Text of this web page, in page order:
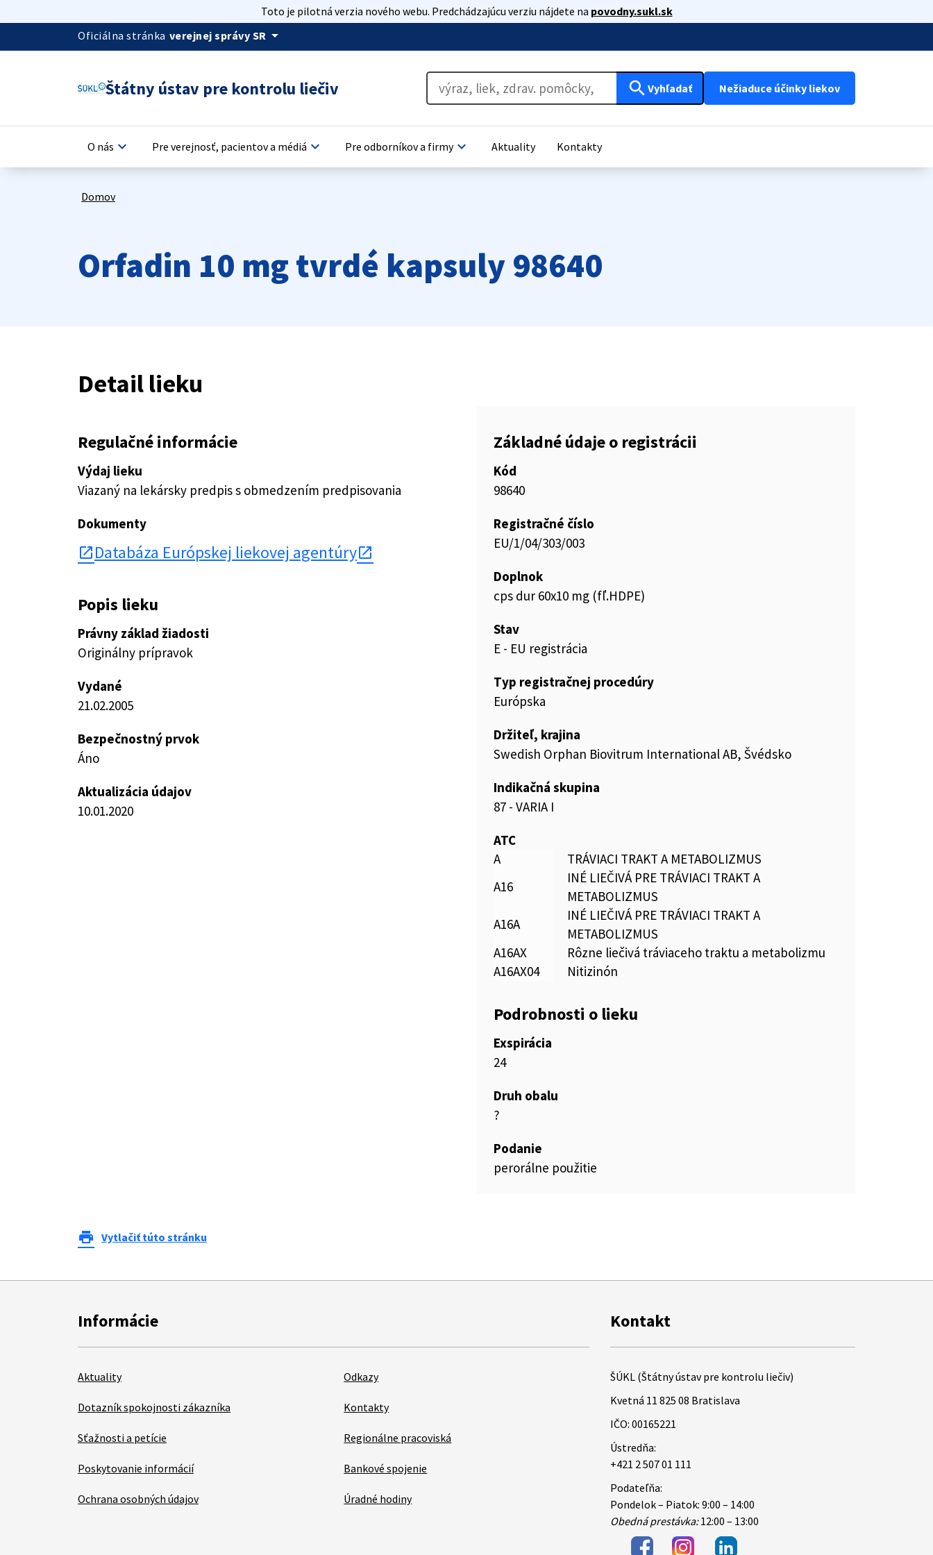
Toto je pilotná verzia nového webu. Predchádzajúcu verziu nájdete na povodny.sukl.sk
Oficiálna stránka verejnej správy SR arrow_drop_down
Štátny ústav pre kontrolu liečiv search Vyhľadať Nežiaduce účinky liekov
O nás keyboard_arrow_down Pre verejnosť, pacientov a médiá keyboard_arrow_down Pre odborníkov a firmykeyboard_arrow_down Aktuality Kontakty
Domov
Orfadin 10 mg tvrdé kapsuly 98640
Detail lieku
Regulačné informácie
Výdaj lieku
Viazaný na lekársky predpis s obmedzením predpisovania
Dokumenty
open_in_new Databáza Európskej liekovej agentúry
Popis lieku
Právny základ žiadosti
Originálny prípravok
Vydané
21.02.2005
Bezpečnostný prvok
Áno
Aktualizácia údajov
10.01.2020
Základné údaje o registrácii
Kód
98640
Registračné číslo
EU/1/04/303/003
Doplnok
cps dur 60x10 mg (fľ.HDPE)
Stav
E - EU registrácia
Typ registračnej procedúry
Európska
Držiteľ, krajina
Swedish Orphan Biovitrum International AB, Švédsko
Indikačná skupina
87 - VARIA I
ATC
A
TRÁVIACI TRAKT A METABOLIZMUS
A16
INÉ LIEČIVÁ PRE TRÁVIACI TRAKT A
METABOLIZMUS
A16A
INÉ LIEČIVÁ PRE TRÁVIACI TRAKT A
METABOLIZMUS
A16AX
Rôzne liečivá tráviaceho traktu a metabolizmu
A16AX04
Nitizinón
Podrobnosti o lieku
Exspirácia
24
Druh obalu
?
Podanie
perorálne použitie
print Vytlačiť túto stránku
Informácie
Aktuality
Dotazník spokojnosti zákazníka
Sťažnosti a petície
Poskytovanie informácií
Ochrana osobných údajov
Odkazy
Kontakty
Regionálne pracoviská
Bankové spojenie
Úradné hodiny
Kontakt
ŠÚKL (Štátny ústav pre kontrolu liečiv)
Kvetná 11 825 08 Bratislava
IČO: 00165221
Ústredňa:
+421 2 507 01 111
Podateľňa:
Pondelok – Piatok: 9:00 – 14:00
Obedná prestávka:12:00 – 13:00